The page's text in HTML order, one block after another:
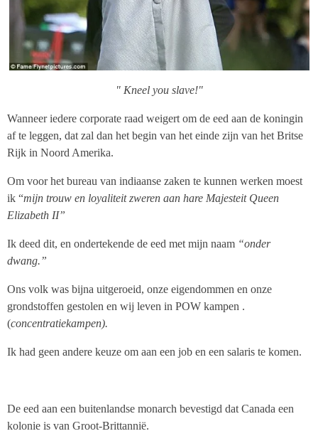
" Kneel you slave!"
Wanneer iedere corporate raad weigert om de eed aan de koningin
af te leggen, dat zal dan het begin van het einde zijn van het Britse
Rijk in Noord Amerika.
Om voor het bureau van indiaanse zaken te kunnen werken moest
ik “mijn trouw en loyaliteit zweren aan hare Majesteit Queen
Elizabeth II”
Ik deed dit, en ondertekende de eed met mijn naam “onder
dwang.”
Ons volk was bijna uitgeroeid, onze eigendommen en onze
grondstoffen gestolen en wij leven in POW kampen .
(concentratiekampen).
Ik had geen andere keuze om aan een job en een salaris te komen.
De eed aan een buitenlandse monarch bevestigd dat Canada een
kolonie is van Groot-Brittannië.